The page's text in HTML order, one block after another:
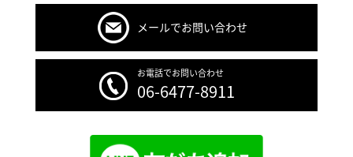
メールでお問い合わせ
お電話でお問い合わせ
06-6477-8911